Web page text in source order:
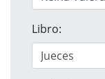
Libro: